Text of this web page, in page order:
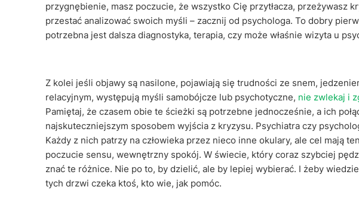
przygnębienie, masz poczucie, że wszystko Cię przytłacza, przeżywasz
przestać analizować swoich myśli – zacznij od psychologa. To dobry
potrzebna jest dalsza diagnostyka, terapia, czy może właśnie wizyta u
Z kolei jeśli objawy są nasilone, pojawiają się trudności ze snem,
relacyjnym, występują myśli samobójcze lub psychotyczne, nie zwlekaj i
Pamiętaj, że czasem obie te ścieżki są potrzebne jednocześnie, a ich
najskuteczniejszym sposobem wyjścia z kryzysu. Psychiatra czy
Każdy z nich patrzy na człowieka przez nieco inne okulary, ale cel mają
poczucie sensu, wewnętrzny spokój. W świecie, który coraz szybciej
znać te różnice. Nie po to, by dzielić, ale by lepiej wybierać. I żeby
tych drzwi czeka ktoś, kto wie, jak pomóc.